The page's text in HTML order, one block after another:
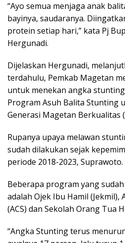
“Ayo semua menjaga anak
bayinya, saudaranya.
protein setiap hari,” kata Pj
Hergunadi.
Dijelaskan Hergunadi,
terdahulu, Pemkab Magetan
untuk menekan angka
Program Asuh Balita Stunting
Generasi Magetan Berkualitas
Rupanya upaya melawan
sudah dilakukan sejak
periode 2018-2023, Suprawoto.
Beberapa program yang
adalah Ojek Ibu Hamil (Jekmil),
(ACS) dan Sekolah Orang Tua
“Angka Stunting terus